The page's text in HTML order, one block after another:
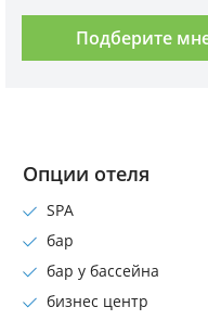
Подберите
Опции отеля
SPA
бар
бар у бассейна
бизнес центр